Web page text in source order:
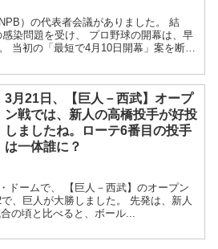
）の代表者会議がありました。 結
染問題を受け、 プロ野球の開幕は、早
当初の「最短で4月10日開幕」案を断念
3月21日、【巨人－西武】オープ
ン戦では、新人の高橋投手が好投
しましたね。ローテ6番目の投手
は一体誰に？
ドームで、 【巨人－西武】のオープン
、巨人が大勝しました。 先発は、新人
の頃と比べると、ボール...